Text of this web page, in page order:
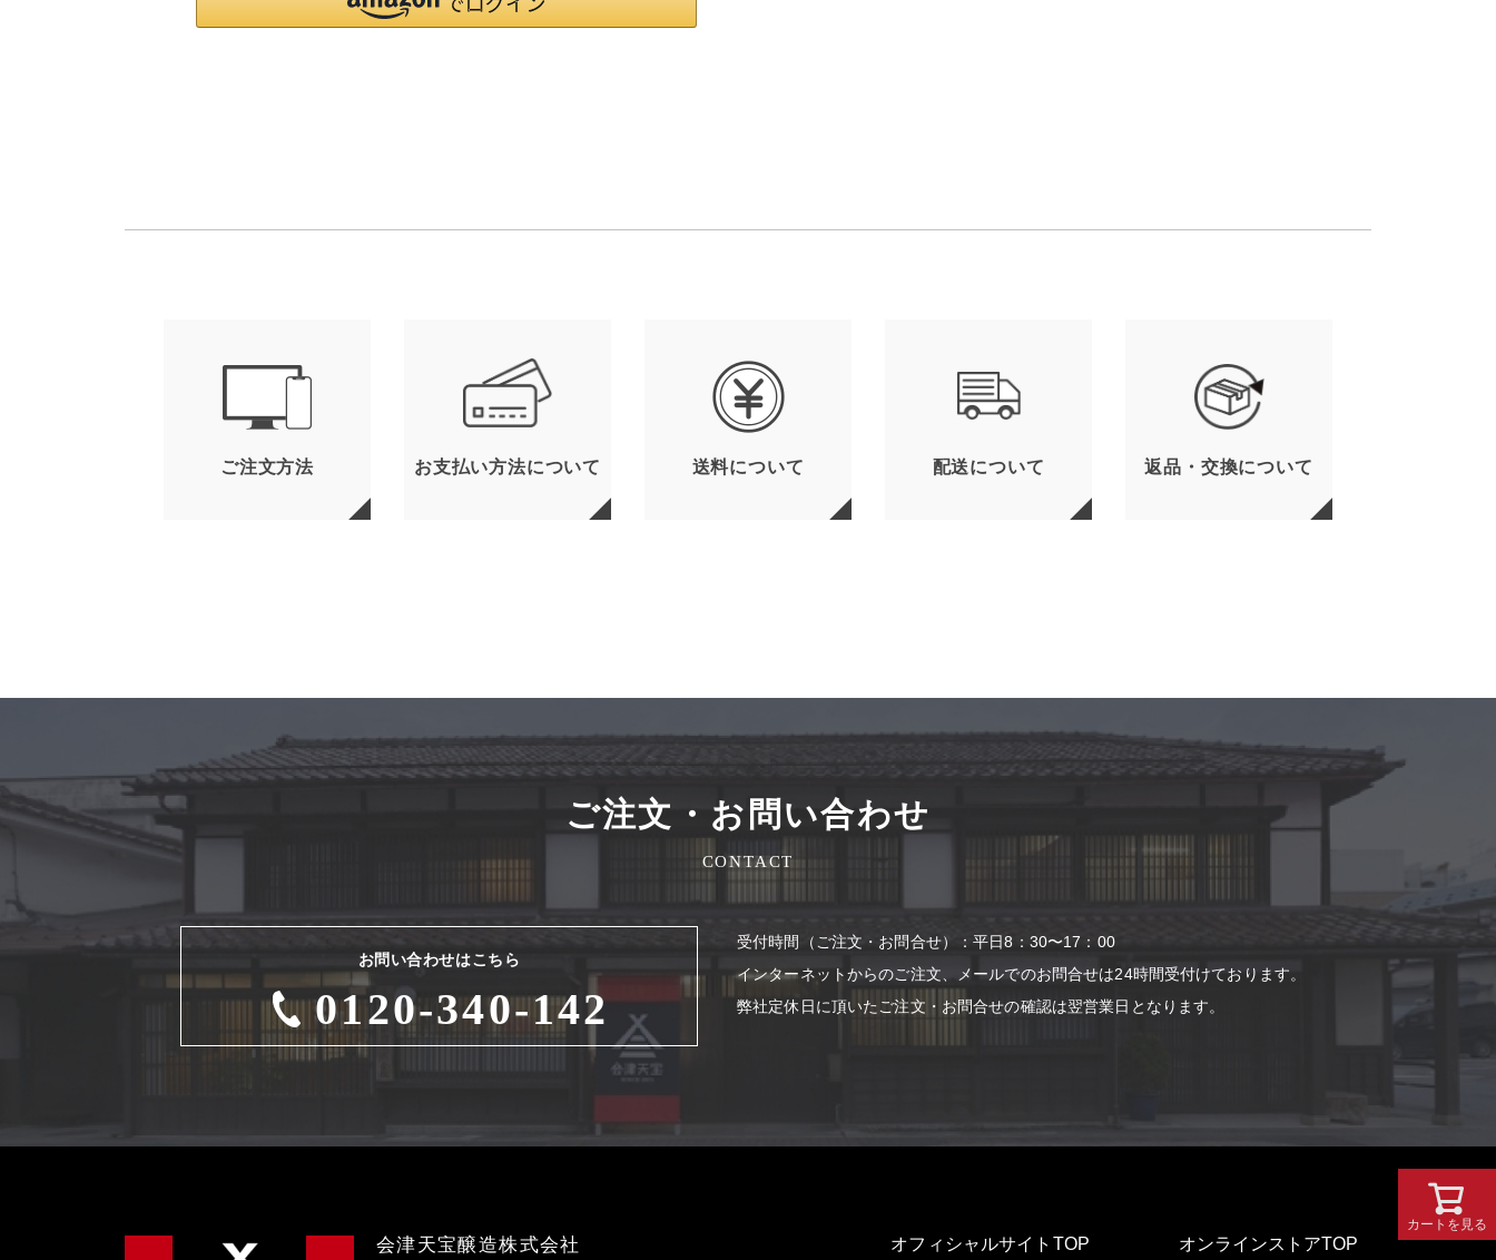
ご注文方法 お支払い方法について 送料について 配送について 返品・交換について
ご注文・お問い合わせ
CONTACT
お問い合わせはこちら
0120-340-142
受付時間（ご注⽂・お問合せ）：平⽇8：30〜17：00
インターネットからのご注⽂、メールでのお問合せは24時間受付けております。
弊社定休⽇に頂いたご注⽂・お問合せの確認は翌営業⽇となります。
会津天宝醸造株式会社 オフィシャルサイトTOP オンラインストアTOP
カートを見る